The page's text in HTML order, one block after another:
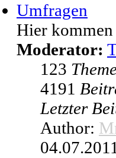
Umfragen
Hier
Moderator:
123
4191
Letzter
Author: